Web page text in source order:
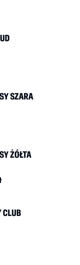
SZARA
ŻÓŁTA
CLUB